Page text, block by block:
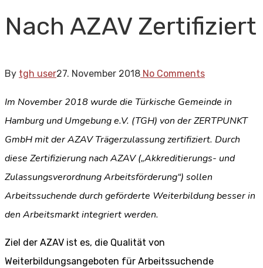
Nach AZAV Zertifiziert
By tgh user27. November 2018 No Comments
Im November 2018 wurde die Türkische Gemeinde in
Hamburg und Umgebung e.V. (TGH) von der ZERTPUNKT
GmbH mit der AZAV Trägerzulassung zertifiziert. Durch
diese Zertifizierung nach AZAV („Akkreditierungs- und
Zulassungsverordnung Arbeitsförderung“) sollen
Arbeitssuchende durch geförderte Weiterbildung besser in
den Arbeitsmarkt integriert werden.
Ziel der AZAV ist es, die Qualität von
Weiterbildungsangeboten für Arbeitssuchende